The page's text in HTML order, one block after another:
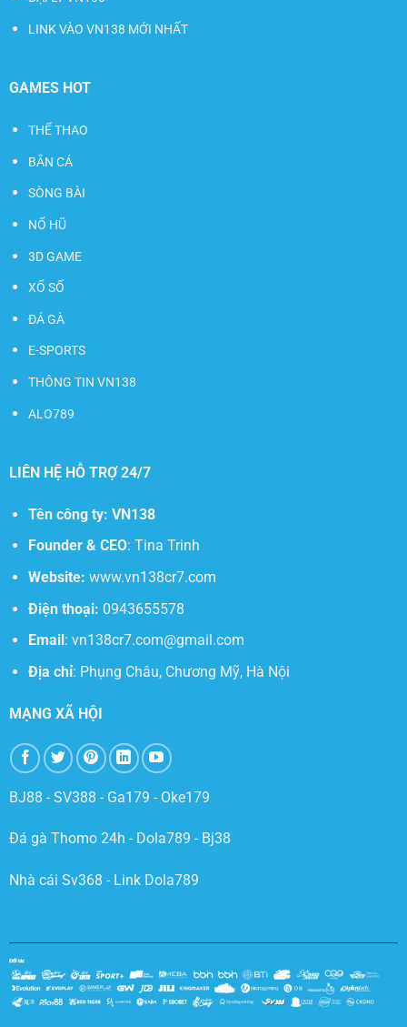
LINK VÀO VN138 MỚI NHẤT
GAMES HOT
THỂ THAO
BẮN CÁ
SÒNG BÀI
NỔ HŨ
3D GAME
XỔ SỐ
ĐÁ GÀ
E-SPORTS
THÔNG TIN VN138
ALO789
LIÊN HỆ HỖ TRỢ 24/7
Tên công ty: VN138
Founder & CEO: Tina Trinh
Website: www.vn138cr7.com
Điện thoại: 0943655578
Email : vn138cr7.com@gmail.com
Địa chỉ: Phụng Châu, Chương Mỹ, Hà Nội
MẠNG XÃ HỘI
BJ88 - SV388 - Ga179 - Oke179
Đá gà Thomo 24h - Dola789 - Bj38
Nhà cái Sv368 - Link Dola789